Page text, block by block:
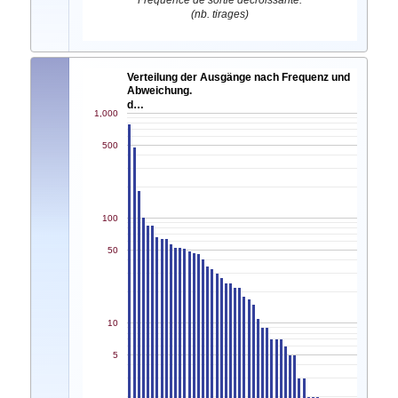
(nb. tirages)
Verteilung der Ausgänge nach Frequenz und
Abweichung.
d…
5
10
50
100
500
1,000